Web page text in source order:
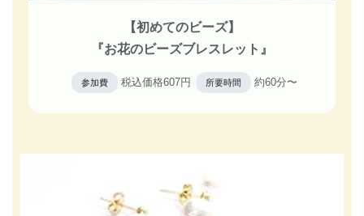
【初めてのビーズ】
『お花のビーズブレスレット』
参加費 税込価格607円 所要時間 約60分〜